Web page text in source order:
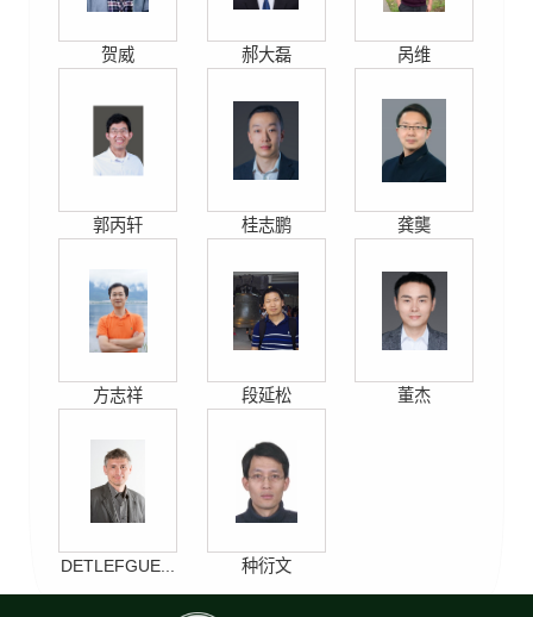
贺威 郝大磊 呙维
郭丙轩 桂志鹏 龚龑
方志祥 段延松 董杰
DETLEFGUE... 种衍文